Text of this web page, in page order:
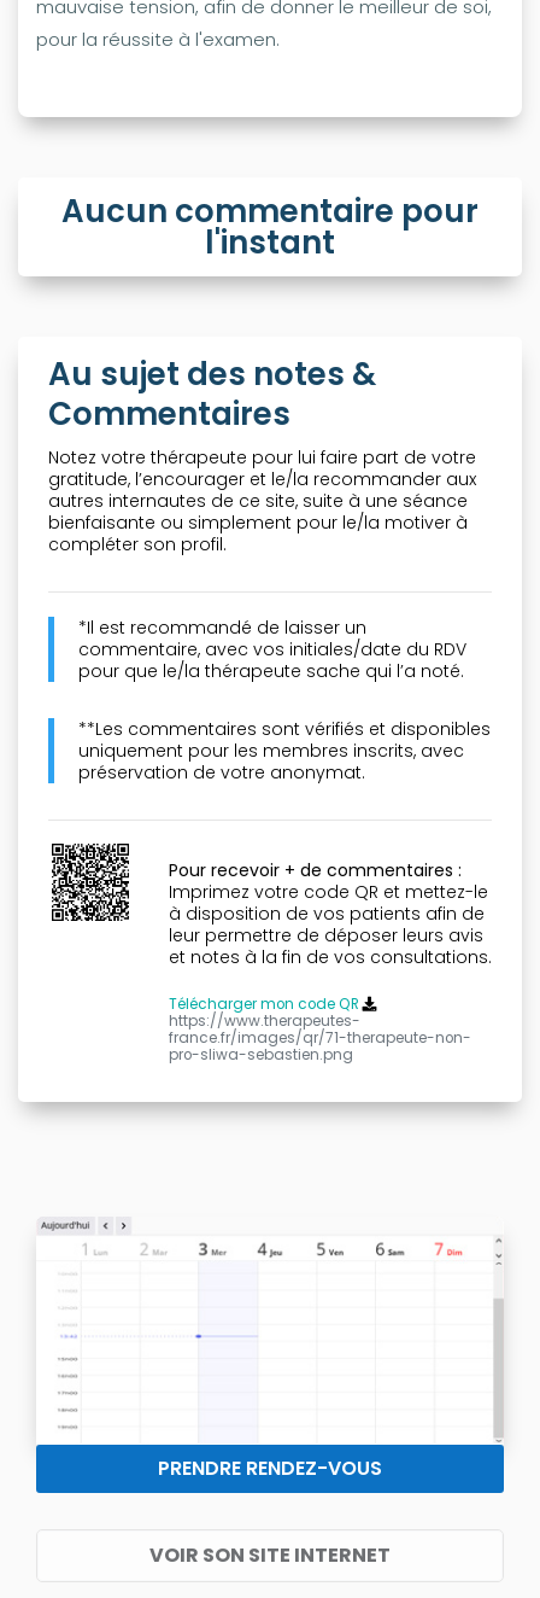
mauvaise tension, afin de donner le meilleur de soi,
pour la réussite à l'examen.
Aucun commentaire pour
l'instant
Au sujet des notes &
Commentaires
Notez votre thérapeute pour lui faire part de votre
gratitude, l’encourager et le/la recommander aux
autres internautes de ce site, suite à une séance
bienfaisante ou simplement pour le/la motiver à
compléter son profil.
*Il est recommandé de laisser un
commentaire, avec vos initiales/date du RDV
pour que le/la thérapeute sache qui l’a noté.
**Les commentaires sont vérifiés et disponibles
uniquement pour les membres inscrits, avec
préservation de votre anonymat.
Pour recevoir + de commentaires :
Imprimez votre code QR et mettez-le
à disposition de vos patients afin de
leur permettre de déposer leurs avis
et notes à la fin de vos consultations.
Télécharger mon code QR
https://www.therapeutes-
france.fr/images/qr/71-therapeute-non-
pro-sliwa-sebastien.png
PRENDRE RENDEZ-VOUS
VOIR SON SITE INTERNET